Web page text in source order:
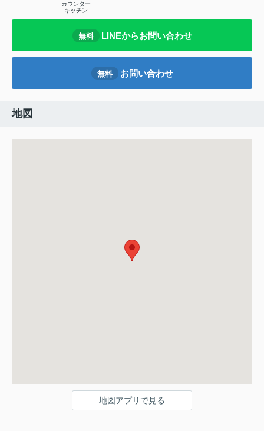
カウンター
キッチン
無料 LINEからお問い合わせ
無料 お問い合わせ
地図
地図アプリで見る